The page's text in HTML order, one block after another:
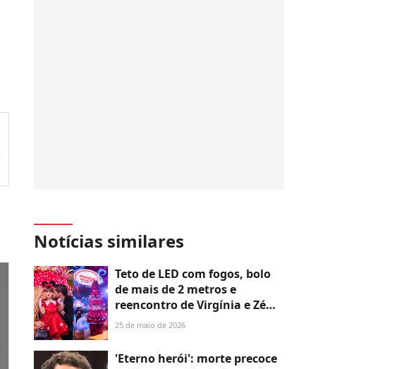
Notícias similares
Teto de LED com fogos, bolo
de mais de 2 metros e
reencontro de Virgínia e Zé
Felipe: os detalhes da festa de
fotos
25 de maio de 2026
'Eterno herói': morte precoce